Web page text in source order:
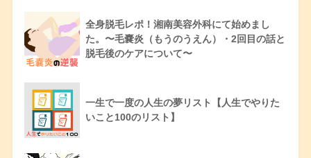
全身脱毛レポ！湘南美容外科にて始めまし
た。〜毛嚢炎（もうのうえん）・2回目の話と
脱毛後のケアについて〜
一生で一度の人生の夢リスト【人生でやりた
いこと100のリスト】